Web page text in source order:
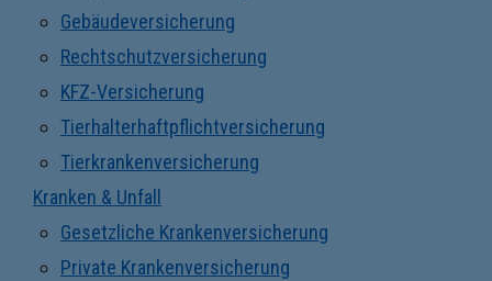
Gebäudeversicherung
Rechtschutzversicherung
KFZ-Versicherung
Tierhalterhaftpflichtversicherung
Tierkrankenversicherung
Kranken & Unfall
Gesetzliche Krankenversicherung
Private Krankenversicherung